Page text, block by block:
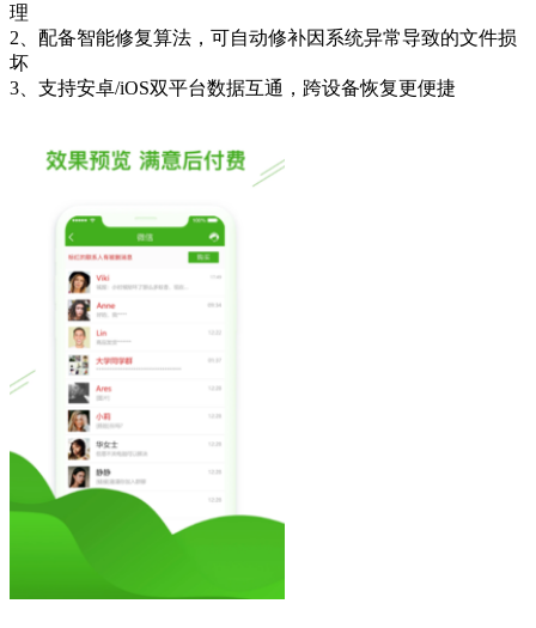
理
2、配备智能修复算法，可自动修补因系统异常导致的文件损
坏
3、支持安卓/iOS双平台数据互通，跨设备恢复更便捷